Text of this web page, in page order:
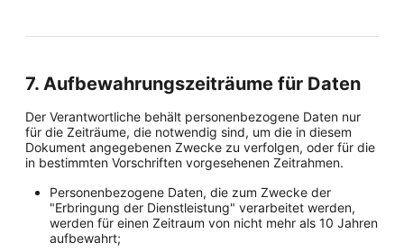
7. Aufbewahrungszeiträume für Daten
Der Verantwortliche behält personenbezogene Daten nur
für die Zeiträume, die notwendig sind, um die in diesem
Dokument angegebenen Zwecke zu verfolgen, oder für die
in bestimmten Vorschriften vorgesehenen Zeitrahmen.
Personenbezogene Daten, die zum Zwecke der
"Erbringung der Dienstleistung" verarbeitet werden,
werden für einen Zeitraum von nicht mehr als 10 Jahren
aufbewahrt;